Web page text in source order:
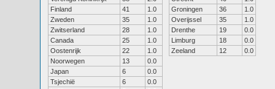
Finland
41
1.0
Zweden
35
1.0
Zwitserland
28
1.0
Canada
25
1.0
Oostenrijk
22
1.0
Noorwegen
13
0.0
Japan
6
0.0
Tsjechië
6
0.0
Groningen
36
1.0
Overijssel
35
1.0
Drenthe
19
0.0
Limburg
18
0.0
Zeeland
12 0.0